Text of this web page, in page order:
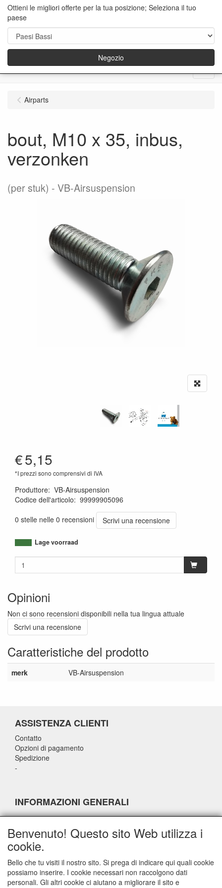
Menu
Airparts
bout, M10 x 35, inbus,
verzonken
(per stuk) VB-Airsuspension
€5,15
*I prezzi sono comprensivi di IVA
Produttore: VB-Airsuspension
Codice dell'articolo: 99999905096
0 stelle nelle 0 recensioni
Scrivi una recensione
Lage voorraad
Opinioni
Non ci sono recensioni disponibili nella tua lingua attuale
Scrivi una recensione
Caratteristiche del prodotto
merk VB-Airsuspension
ASSISTENZA CLIENTI
Contatto
Opzioni di pagamento
Spedizione
-
INFORMAZIONI GENERALI
-
-
-
INFORMAZIONI DI CONTATTO
Ottieni le migliori offerte per la tua posizione; Seleziona il tuo
paese
Negozio
Benvenuto! Questo sito Web utilizza i
cookie.
Bello che tu visiti il nostro sito. Si prega di indicare qui quali cookie
possiamo inserire. I cookie necessari non raccolgono dati
personali. Gli altri cookie ci aiutano a migliorare il sito e